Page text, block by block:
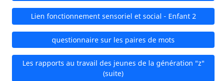
Lien fonctionnement sensoriel et social - Enfant 2
questionnaire sur les paires de mots
Les rapports au travail des jeunes de la génération "z"
(suite)